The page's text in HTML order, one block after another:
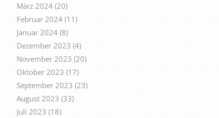
März 2024(20)
Februar 2024(11)
Januar 2024(8)
Dezember 2023 (4)
November 2023 (20)
Oktober 2023 (17)
September 2023 (23)
August 2023 (33)
Juli 2023 (18)